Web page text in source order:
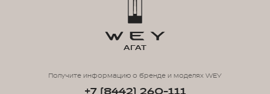
АГАТ
Получите информацию о бренде и моделях WEY